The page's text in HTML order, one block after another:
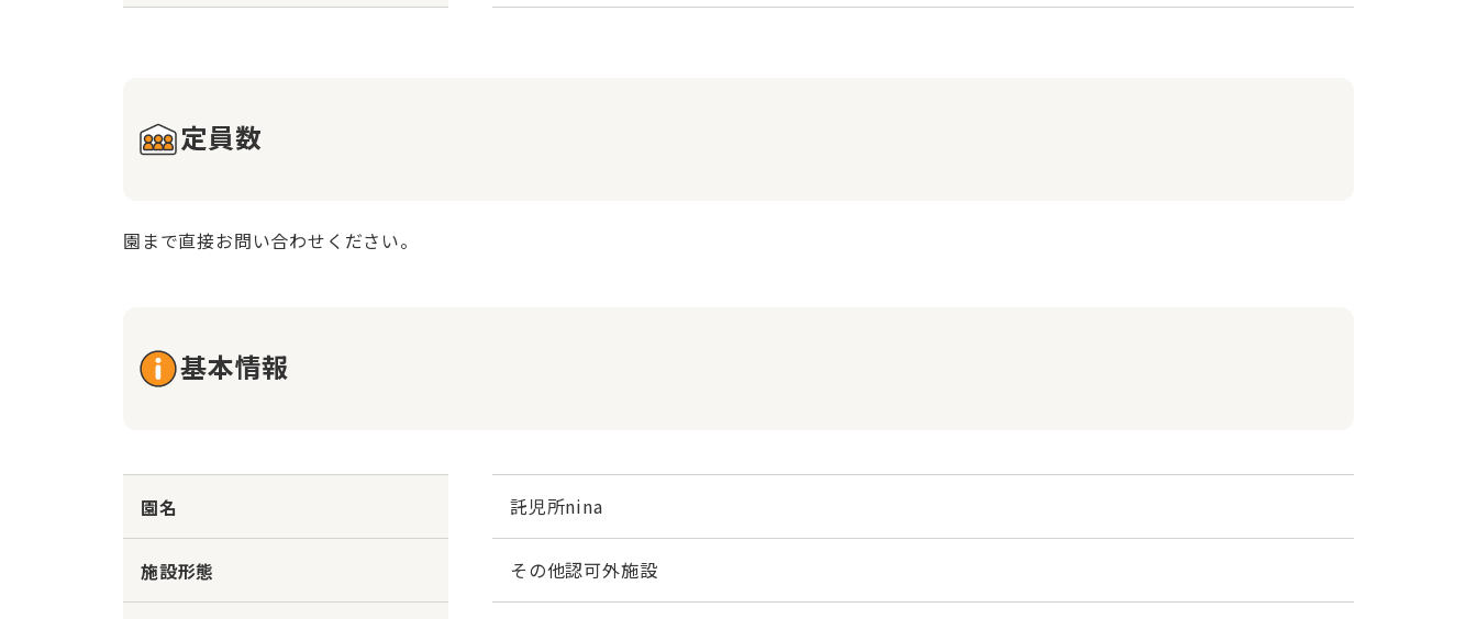
定員数
園まで直接お問い合わせください。
基本情報
園名 託児所nina
施設形態 その他認可外施設